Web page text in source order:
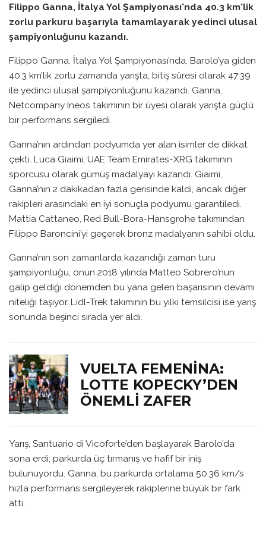
Filippo Ganna, İtalya Yol Şampiyonası'nda 40.3 km'lik
zorlu parkuru başarıyla tamamlayarak yedinci ulusal
şampiyonluğunu kazandı.
Filippo Ganna, İtalya Yol Şampiyonası’nda, Barolo’ya giden
40.3 km’lik zorlu zamanda yarışta, bitiş süresi olarak 47:39
ile yedinci ulusal şampiyonluğunu kazandı. Ganna,
Netcompany Ineos takımının bir üyesi olarak yarışta güçlü
bir performans sergiledi.
Ganna’nın ardından podyumda yer alan isimler de dikkat
çekti. Luca Giaimi, UAE Team Emirates-XRG takımının
sporcusu olarak gümüş madalyayı kazandı. Giaimi,
Ganna’nın 2 dakikadan fazla gerisinde kaldı, ancak diğer
rakipleri arasındaki en iyi sonuçla podyumu garantiledi.
Mattia Cattaneo, Red Bull-Bora-Hansgrohe takımından
Filippo Baroncini’yi geçerek bronz madalyanın sahibi oldu.
Ganna’nın son zamanlarda kazandığı zaman turu
şampiyonluğu, onun 2018 yılında Matteo Sobrero’nun
galip geldiği dönemden bu yana gelen başarısının devamı
niteliği taşıyor. Lidl-Trek takımının bu yılki temsilcisi ise yarış
sonunda beşinci sırada yer aldı.
VUELTA FEMENINA:
LOTTE KOPECKY’DEN
ÖNEMLI ZAFER
Yarış, Santuario di Vicoforte’den başlayarak Barolo’da
sona erdi; parkurda üç tırmanış ve hafif bir iniş
bulunuyordu. Ganna, bu parkurda ortalama 50.36 km/s
hızla performans sergileyerek rakiplerine büyük bir fark
attı.